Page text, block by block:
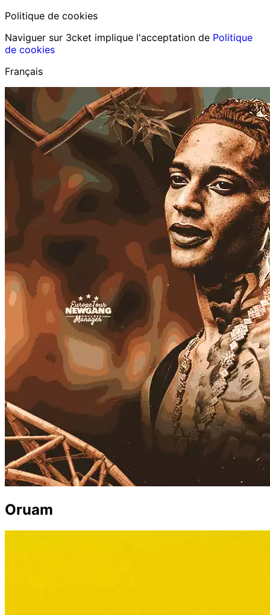
Politique de cookies
Naviguer sur 3cket implique l'acceptation de Politique
de cookies
Français
Oruam